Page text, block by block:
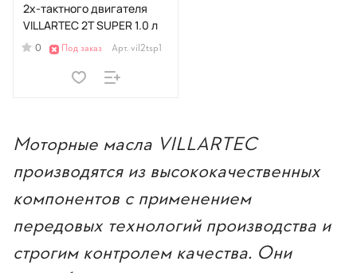
2х-тактного двигателя
VILLARTEC 2T SUPER 1.0 л
0 Под заказ Арт.vil2tsp1
Моторные масла VILLARTEC
производятся из высококачественных
компонентов с применением
передовых технологий производства и
строгим контролем качества. Они